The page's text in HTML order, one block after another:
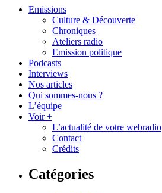
Emissions
Culture & Découverte
Chroniques
Ateliers radio
Emission politique
Podcasts
Interviews
Nos articles
Qui sommes-nous ?
L’équipe
Voir +
L’actualité de votre webradio
Contact
Crédits
Catégories